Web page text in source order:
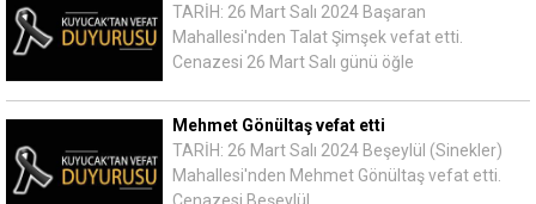
TARİH: 26 Mart Salı 2024 Başaran
Mahallesi'nden Talat Şimşek vefat etti.
Cenazesi 26 Mart Salı günü öğle
Mehmet Gönültaş vefat etti
TARİH: 26 Mart Salı 2024 Beşeylül (Sinekler)
Mahallesi'nden Mehmet Gönültaş vefat etti.